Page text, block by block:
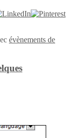
évènements de